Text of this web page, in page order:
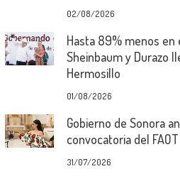
02/08/2026
Hasta 89% menos en
Sheinbaum y Durazo
Hermosillo
01/08/2026
Gobierno de Sonora
convocatoria del
31/07/2026